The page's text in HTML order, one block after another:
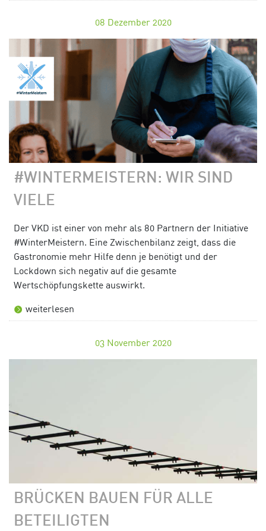
08 Dezember 2020
#WINTERMEISTERN: WIR SIND
VIELE
Der VKD ist einer von mehr als 80 Partnern der Initiative
#WinterMeistern. Eine Zwischenbilanz zeigt, dass die
Gastronomie mehr Hilfe denn je benötigt und der
Lockdown sich negativ auf die gesamte
Wertschöpfungskette auswirkt.
weiterlesen
03 November 2020
BRÜCKEN BAUEN FÜR ALLE
BETEILIGTEN